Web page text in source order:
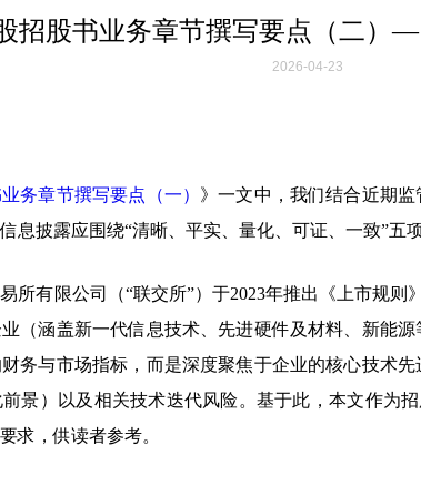
招股书业务章节撰写要点（二）
2026-04-23
务章节撰写要点（一） 》一文中，我们结合近期
息披露应围绕“清晰、平实、量化、可证、一致”五
所有限公司（“联交所”）于2023年推出《上市规则
（涵盖新一代信息技术、先进硬件及材料、新能
务与市场指标，而是深度聚焦于企业的核心技术
景）以及相关技术迭代风险。基于此，本文作为
求，供读者参考。